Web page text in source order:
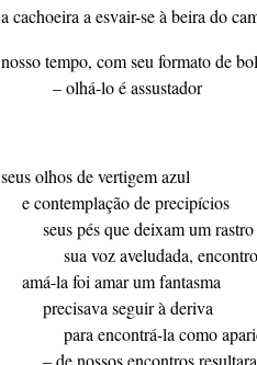
a cachoeira a esvair-se à beira do
nosso tempo, com seu formato de
– olhá-lo é assustador
seus olhos de vertigem azul
e contemplação de precipícios
seus pés que deixam um
sua voz aveludada,
amá-la foi amar um fantasma
precisava seguir à deriva
para encontrá-la como
– de nossos encontros